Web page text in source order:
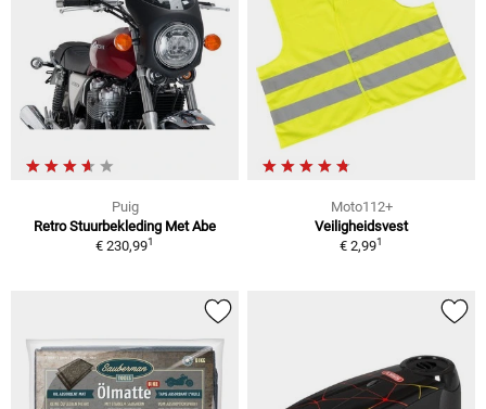
Puig
Retro Stuurbekleding Met Abe
€ 230,991
Moto112+
Veiligheidsvest
€ 2,991